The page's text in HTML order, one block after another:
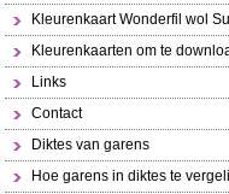
Kleurenkaart Wonderfil wol
Kleurenkaarten om te
Links
Contact
Diktes van garens
Hoe garens in diktes te